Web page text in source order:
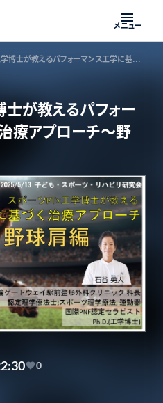
メニュー
スポーツPT✖️工学博士が教えるパフォーマンス工学に基づく治療アプローチ〜野球肩編〜
が教えるパフォー
療アプローチ〜野
0